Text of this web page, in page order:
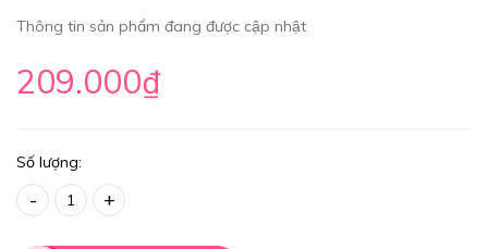
Thông tin sản phẩm đang được cập nhật
209.000₫
Số lượng:
- +